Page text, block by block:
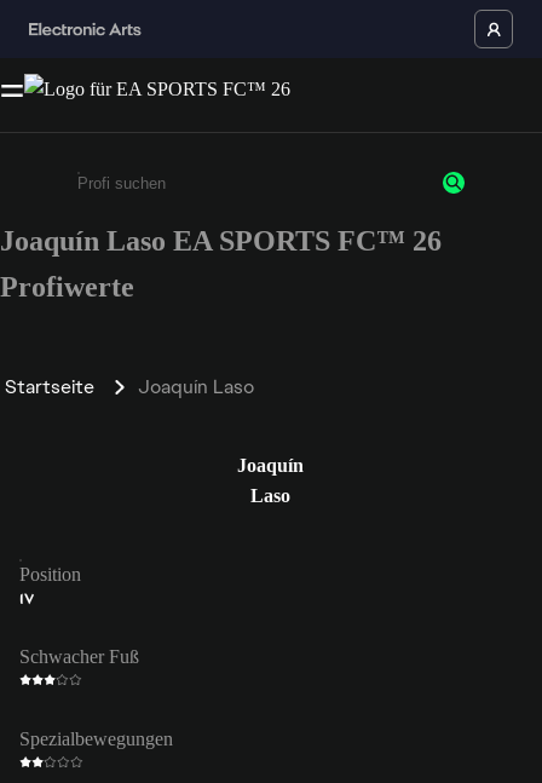
Gib mindestens 3 Zeichen oder Ziffern ein
Joaquín Laso EA SPORTS FC™ 26
Profiwerte
Startseite Joaquín Laso
Joaquín
Laso
Position
IV
Schwacher Fuß
Spezialbewegungen